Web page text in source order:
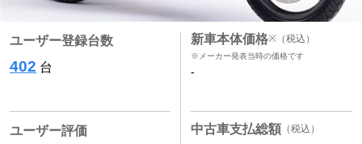
ユーザー登録台数
402 台
ユーザー評価
新車本体価格※ （税込）
※メーカー発表当時の価格です
-
中古車支払総額 （税込）